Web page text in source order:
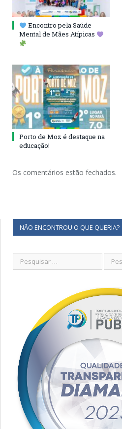
Encontro pela Saúde
Mental de Mães Atípicas
Porto de Moz é destaque na
educação!
Os comentários estão fechados.
NÃO ENCONTROU O QUE QUERIA?